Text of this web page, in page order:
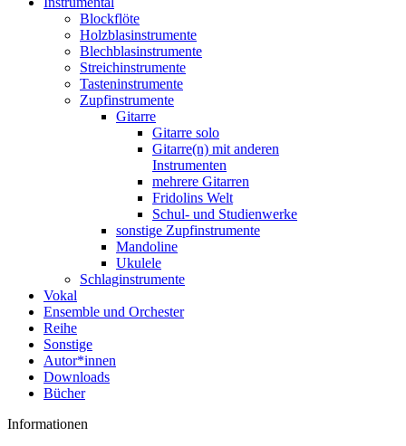
Blockflöte
Holzblasinstrumente
Blechblasinstrumente
Streichinstrumente
Tasteninstrumente
Zupfinstrumente
Gitarre
Gitarre solo
Gitarre(n) mit anderen
Instrumenten
mehrere Gitarren
Fridolins Welt
Schul- und Studienwerke
sonstige Zupfinstrumente
Mandoline
Ukulele
Schlaginstrumente
Vokal
Ensemble und Orchester
Reihe
Sonstige
Autor*innen
Downloads
Bücher
Informationen